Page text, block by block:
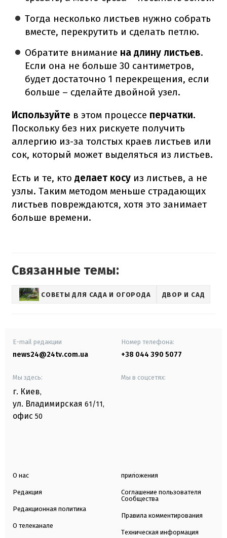
Тогда несколько листьев нужно собрать
вместе, перекрутить и сделать петлю.
Обратите внимание на длину листьев.
Если она не больше 30 сантиметров,
будет достаточно 1 перекрещения, если
больше – сделайте двойной узел.
Используйте в этом процессе перчатки.
Поскольку без них рискуете получить
аллергию из-за толстых краев листьев или
сок, который может выделяться из листьев.
Есть и те, кто делает косу из листьев, а не
узлы. Таким методом меньше страдающих
листьев повреждаются, хотя это занимает
больше времени.
Связанные темы:
СОВЕТЫ ДЛЯ САДА И ОГОРОДА ДВОР И САД
E-mail редакции
news24@24tv.com.ua
Номер телефона:
+38 044 390 5077
Мы здесь:
г. Киев,
ул. Владимирская 61/11,
офис 50
Мы в соцсетях:
О нас
Редакция
Редакционная политика
О телеканале
приложения
Соглашение пользователя
Сообщества
Правила комментирования
Техническая информация